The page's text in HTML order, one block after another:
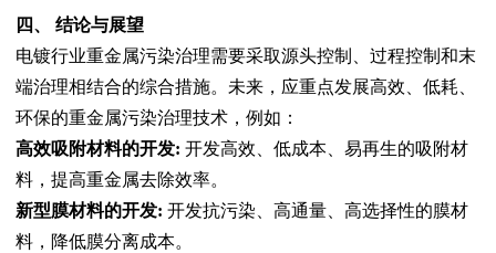
四、 结论与展望
电镀行业重金属污染治理需要采取源头控制、过程控制和末
端治理相结合的综合措施。未来，应重点发展高效、低耗、
环保的重金属污染治理技术，例如：
高效吸附材料的开发: 开发高效、低成本、易再生的吸附材
料，提高重金属去除效率。
新型膜材料的开发: 开发抗污染、高通量、高选择性的膜材
料，降低膜分离成本。